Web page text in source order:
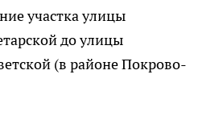
участка улицы
до улицы
(в районе Покрово-